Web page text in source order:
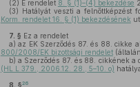
(2) E rendelet 8. § (1)–(4) bekezdése
(3) Hatályát veszti a felnőttképzést
Korm. rendelet 16. § (1) bekezdésének
7. § Ez a rendelet
a) az EK Szerződés 87. és 88. cikke
800/2008/EK bizottsági rendelet
b) a Szerződés 87. és 88. cikkének a
(HL L 379., 2006.12. 28., 5–10. o)
8. §26